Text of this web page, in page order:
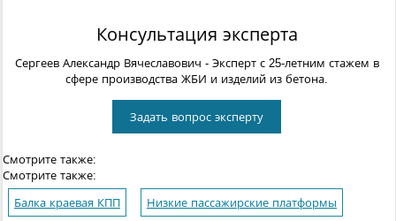
Консультация эксперта
Сергеев Александр Вячеславович - Эксперт с 25-летним стажем в
сфере производства ЖБИ и изделий из бетона.
Задать вопрос эксперту
Смотрите также:
Смотрите также:
Балка краевая КПП Низкие пассажирские платформы